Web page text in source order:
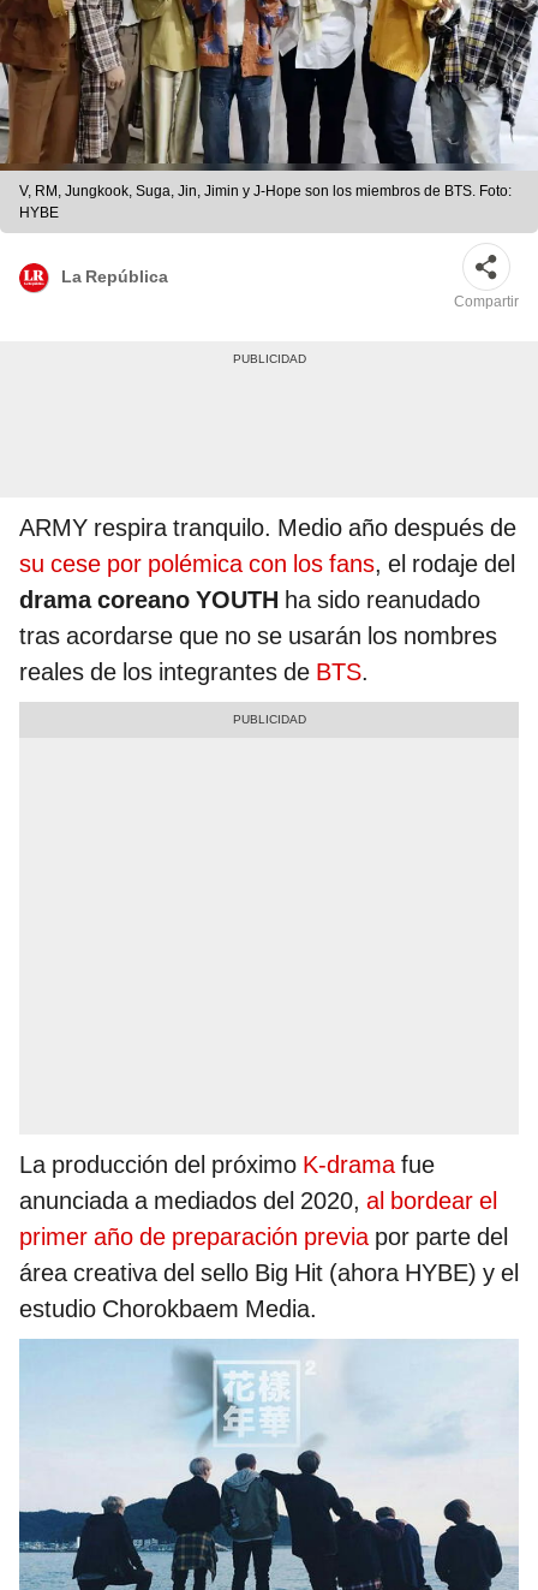
V, RM, Jungkook, Suga, Jin, Jimin y J-Hope son los miembros de BTS. Foto:
HYBE
La República
Compartir
ARMY respira tranquilo. Medio año después de
su cese por polémica con los fans, el rodaje del
drama coreano YOUTH ha sido reanudado
tras acordarse que no se usarán los nombres
reales de los integrantes de BTS.
La producción del próximo K-dramafue
anunciada a mediados del 2020, al bordear el
primer año de preparación previa por parte del
área creativa del sello Big Hit (ahora HYBE) y el
estudio Chorokbaem Media.